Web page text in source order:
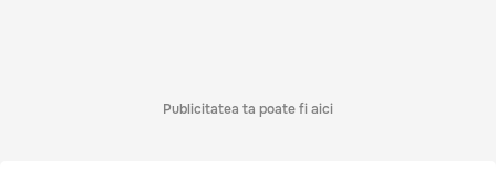
Publicitatea ta poate fi aici